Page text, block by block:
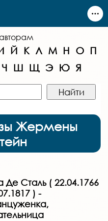
Й К Л М Н О П
Ч Ш Щ Э Ю Я
Жермены
Де Сталь ( 22.04.1766
) -